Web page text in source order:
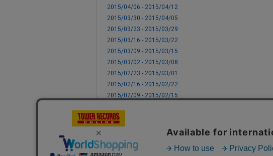
2015/04/06 - 2015/04/12
2015/03/30 - 2015/04/05
2015/03/23 - 2015/03/29
2015/03/16 - 2015/03/22
2015/03/09 - 2015/03/15
2015/03/02 - 2015/03/08
2015/02/23 - 2015/03/01
2015/02/16 - 2015/02/22
2015/02/09 - 2015/02/15
2015/01/26 - 2015/02/01
2015/01/19 - 2015/01/25
2015/01/12 - 2015/01/18
2015/01/05 - 2015/01/11